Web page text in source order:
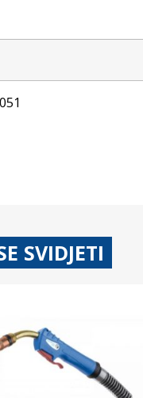
SVIDJETI